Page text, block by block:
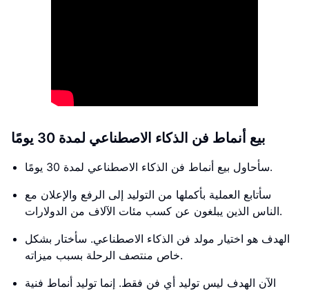
بيع أنماط فن الذكاء الاصطناعي لمدة 30 يومًا
سأحاول بيع أنماط فن الذكاء الاصطناعي لمدة 30 يومًا.
سأتابع العملية بأكملها من التوليد إلى الرفع والإعلان مع
الناس الذين يبلغون عن كسب مئات الآلاف من الدولارات.
الهدف هو اختيار مولد فن الذكاء الاصطناعي. سأختار بشكل
خاص منتصف الرحلة بسبب ميزاته.
الآن الهدف ليس توليد أي فن فقط. إنما توليد أنماط فنية